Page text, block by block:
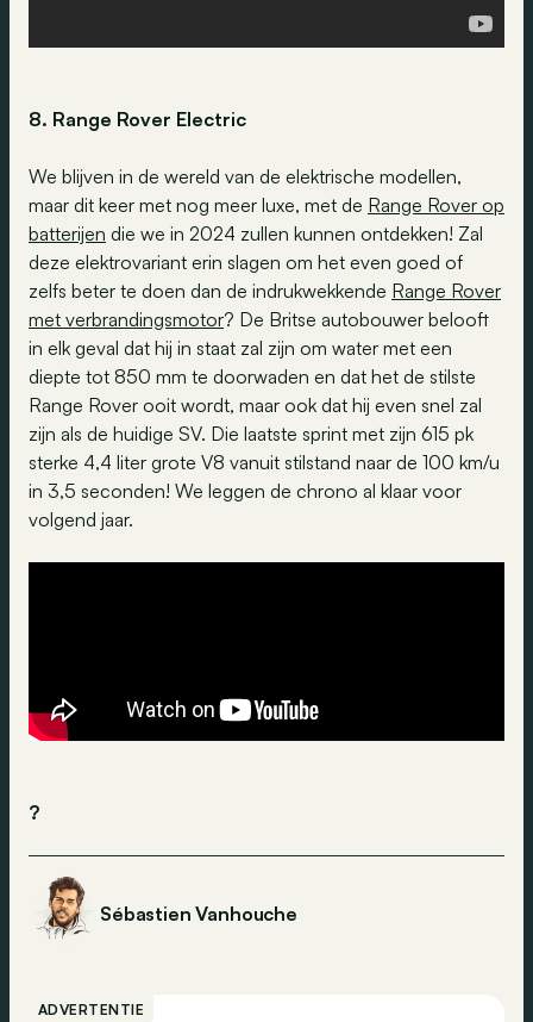
8. Range Rover Electric
We blijven in de wereld van de elektrische modellen,
maar dit keer met nog meer luxe, met de Range Rover op
batterijen die we in 2024 zullen kunnen ontdekken! Zal
deze elektrovariant erin slagen om het even goed of
zelfs beter te doen dan de indrukwekkende Range Rover
met verbrandingsmotor? De Britse autobouwer belooft
in elk geval dat hij in staat zal zijn om water met een
diepte tot 850 mm te doorwaden en dat het de stilste
Range Rover ooit wordt, maar ook dat hij even snel zal
zijn als de huidige SV. Die laatste sprint met zijn 615 pk
sterke 4,4 liter grote V8 vanuit stilstand naar de 100 km/u
in 3,5 seconden! We leggen de chrono al klaar voor
volgend jaar.
?
Sébastien Vanhouche
ADVERTENTIE